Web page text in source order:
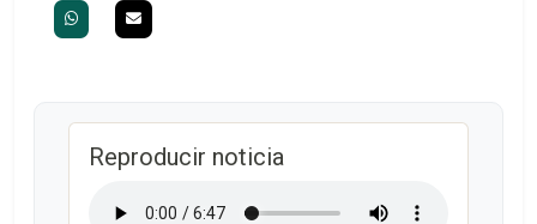
Reproducir noticia